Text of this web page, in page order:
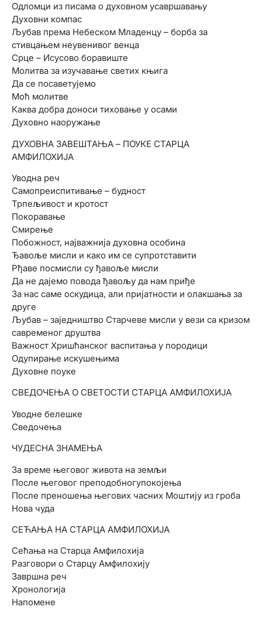
Одломци из писама о духовном усавршавању
Духовни компас
Љубав према Небеском Младенцу – борба за
стивцањем неувенивог венца
Срце – Исусово боравиште
Молитва за изучавање светих књига
Да се посаветујемо
Моћ молитве
Каква добра доноси тиховање у осами
Духовно наоружање
ДУХОВНА ЗАВЕШТАЊА – ПОУКЕ СТАРЦА
АМФИЛОХИЈА
Уводна реч
Самопреиспитивање – будност
Трпељивост и кротост
Покоравање
Смирење
Побожност, најважнија духовна особина
Ђавоље мисли и како им се супротставити
Рђаве посмисли су ђавоље мисли
Да не дајемо повода ђавољу да нам приђе
За нас саме оскудица, али пријатности и олакшања за
друге
Љубав – заједништво Старчеве мисли у вези са кризом
савременог друштва
Важност Хришћанског васпитања у породици
Одупирање искушењима
Духовне поуке
СВЕДОЧЕЊА О СВЕТОСТИ СТАРЦА АМФИЛОХИЈА
Уводне белешке
Сведочења
ЧУДЕСНА ЗНАМЕЊА
За време његовог живота на земљи
После његовог преподобногупокојења
После преношења његових часних Моштију из гроба
Нова чуда
СЕЋАЊА НА СТАРЦА АМФИЛОХИЈА
Сећања на Старца Амфилохија
Разговори о Старцу Амфилохију
Завршна реч
Хронологија
Напомене